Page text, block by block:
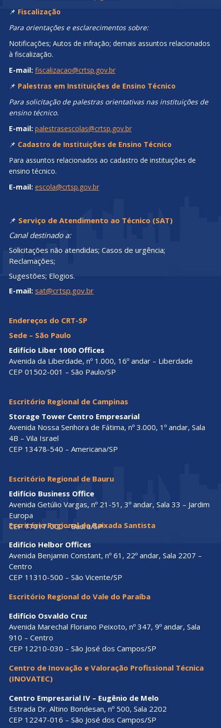
📌 Fiscalização
Para orientações e esclarecimentos sobre:
Notificações; Autos de infração; demais assuntos relacionados
à fiscalização.
E-mail: fiscalizacao@crtsp.gov.br
📌 Palestras em Instituições de Ensino Técnico
Para solicitação de palestras orientativas nas instituições de
ensino técnico.
E-mail: palestrasescolas@crtsp.gov.br
📌 Cadastro de Instituições de Ensino Técnico
Para assuntos relacionados ao cadastro de instituições de
ensino técnico.
E-mail: escola@crtsp.gov.br
📌 Serviço de Atendimento ao Técnico (SAT)
Canal destinado a:
Solicitações não atendidas; Casos de urgência;
Reclamações;
Sugestões; Elogios.
E-mail: sat@crtsp.gov.br
Endereços do CRT-SP
Sede – São Paulo
Edifício Liber 1000 Offices
Avenida da Liberdade, nº 1.000, 16º andar – Liberdade
CEP 01502-001 – São Paulo/SP
Escritório Regional de Campinas
Storage Tower Centro Empresarial
Avenida Nossa Senhora de Fátima, nº 3.000, 1º andar, Sala
4B – Vila Israel
CEP 13478-540 – Americana/SP
Escritório Regional de Bauru
Edifício Business Office
Avenida Getúlio Vargas, nº 21-51, 3º andar, Sala 33 – Jardim
Europa
CEP 17017-000 – Bauru/SP
Escritório Regional da Baixada Santista
Edifício Helbor Offices
Avenida Benjamin Constant, nº 61, 22º andar, Sala 2207 –
Centro
CEP 11310-500 – São Vicente/SP
Escritório Regional do Vale do Paraíba
Edifício Osvaldo Cruz
Avenida Marechal Floriano Peixoto, nº 347, 9º andar, Sala
910 – Centro
CEP 12210-030 – São José dos Campos/SP
Centro de Inovação e Valoração Profissional Técnica
(INOVATEC)
Centro Empresarial IV – Eugênio de Melo
Estrada Dr. Altino Bondesan, nº 500, Sala 2202
CEP 12247-016 – São José dos Campos/SP